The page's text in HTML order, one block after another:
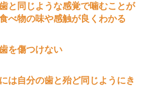
と同じような感覚で噛むことが
べ物の味や感触が良くわかる
を傷つけない
は自分の歯と殆ど同じようにき